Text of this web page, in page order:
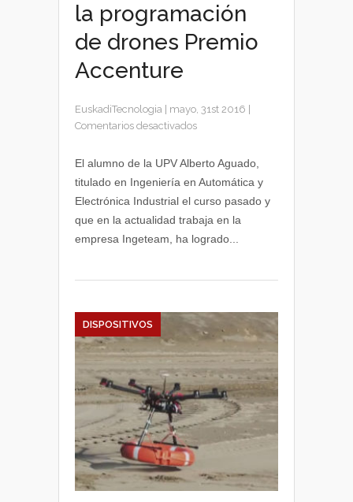
la programación
de drones Premio
Accenture
EuskadiTecnologia mayo, 31st 2016
Comentarios desactivadosen
proyecto
programación
de
drones
El alumno de la UPV Alberto Aguado,
titulado en Ingeniería en Automática y
Electrónica Industrial el curso pasado y
que en la actualidad trabaja en la
empresa Ingeteam, ha logrado...
DISPOSITIVOS